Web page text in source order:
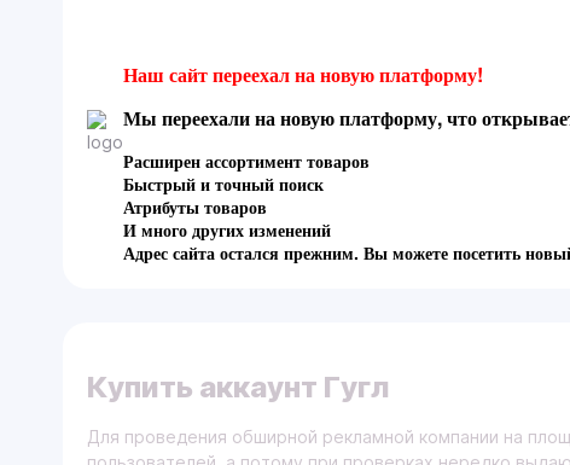
Наш сайт переехал на новую платформу!
Мы переехали на новую платформу, что
Расширен ассортимент товаров
Быстрый и точный поиск
Атрибуты товаров
И много других изменений
Адрес сайта остался прежним. Вы можете посетить
Купить аккаунт Гугл
Для проведения обширной рекламной компании на